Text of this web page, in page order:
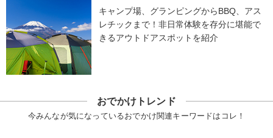
キャンプ場、グランピングからBBQ、アス
レチックまで！非日常体験を存分に堪能で
きるアウトドアスポットを紹介
おでかけトレンド
今みんなが気になっているおでかけ関連キーワードはコレ！